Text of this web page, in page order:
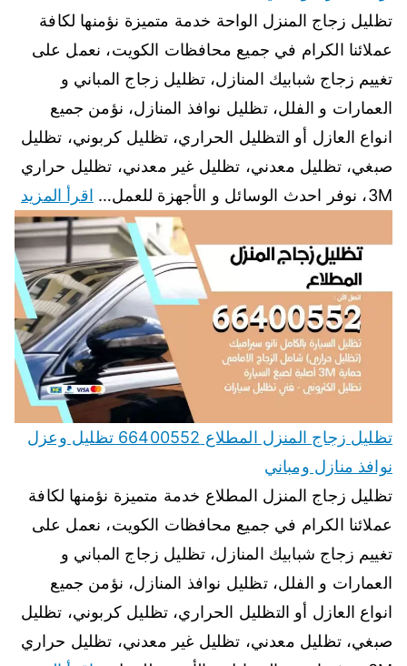
تظليل زجاج المنزل الواحة خدمة متميزة نؤمنها لكافة
عملائنا الكرام في جميع محافظات الكويت، نعمل على
تغييم زجاج شبابيك المنازل، تظليل زجاج المباني و
العمارات و الفلل، تظليل نوافذ المنازل، نؤمن جميع
انواع العازل أو التظليل الحراري، تظليل كربوني، تظليل
صبغي، تظليل معدني، تظليل غير معدني، تظليل حراري
3M، نوفر احدث الوسائل و الأجهزة للعمل…
اقرأ المزيد
تظليل زجاج المنزل المطلاع 66400552 تظليل وعزل
نوافذ منازل ومباني
تظليل زجاج المنزل المطلاع خدمة متميزة نؤمنها لكافة
عملائنا الكرام في جميع محافظات الكويت، نعمل على
تغييم زجاج شبابيك المنازل، تظليل زجاج المباني و
العمارات و الفلل، تظليل نوافذ المنازل، نؤمن جميع
انواع العازل أو التظليل الحراري، تظليل كربوني، تظليل
صبغي، تظليل معدني، تظليل غير معدني، تظليل حراري